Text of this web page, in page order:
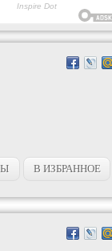
В ИЗБРАННОЕ